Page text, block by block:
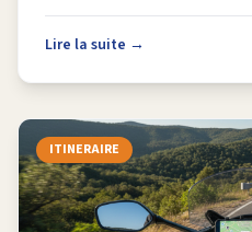
Lire la suite →
ITINERAIRE